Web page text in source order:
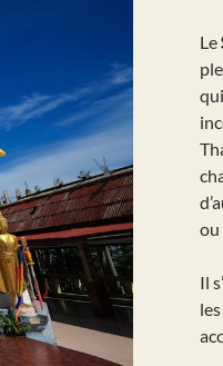
Le
ou
Il